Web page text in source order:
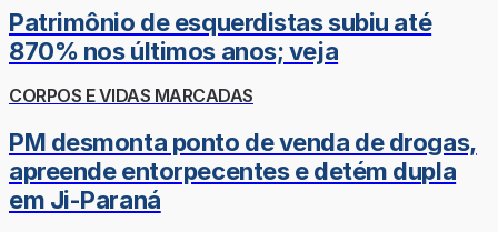
Patrimônio de esquerdistas subiu até
870% nos últimos anos; veja
CORPOS E VIDAS MARCADAS
PM desmonta ponto de venda de drogas,
apreende entorpecentes e detém dupla
em Ji-Paraná